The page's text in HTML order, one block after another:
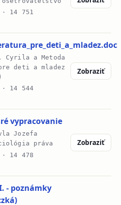
· 14 751
Cyrila a Metoda
deti a mladez
· 14 544
Zobraziť
vypracovanie
Jozefa
práva
· 14 478
Zobraziť
- poznámky